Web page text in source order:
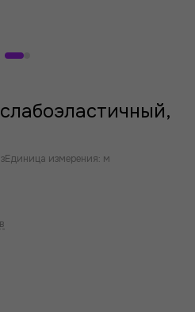
Единица измерения: м